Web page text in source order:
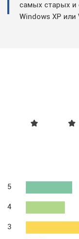
самых старых и
Windows XP или
5
4
3